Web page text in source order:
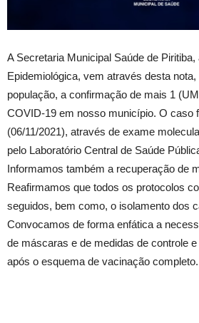
A Secretaria Municipal Saúde de
Epidemiológica, vem através desta
população, a confirmação de mais 1
COVID-19 em nosso município. O caso
(06/11/2021), através de exame
pelo Laboratório Central de Saúde
Informamos também a recuperação de
Reafirmamos que todos os protocolos
seguidos, bem como, o isolamento dos
Convocamos de forma enfática a
de máscaras e de medidas de controle
após o esquema de vacinação completo.